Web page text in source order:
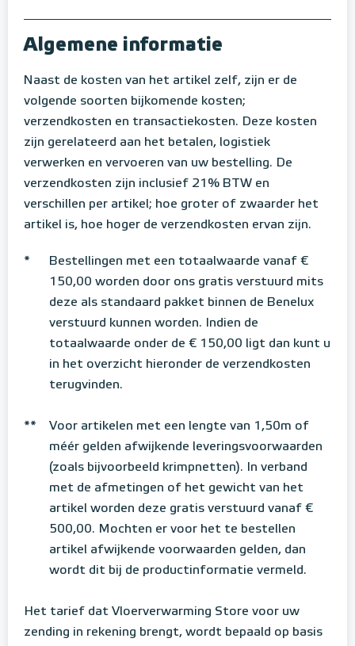
Algemene informatie
Naast de kosten van het artikel zelf, zijn er de
volgende soorten bijkomende kosten;
verzendkosten en transactiekosten. Deze kosten
zijn gerelateerd aan het betalen, logistiek
verwerken en vervoeren van uw bestelling. De
verzendkosten zijn inclusief 21% BTW en
verschillen per artikel; hoe groter of zwaarder het
artikel is, hoe hoger de verzendkosten ervan zijn.
*
Bestellingen met een totaalwaarde vanaf €
150,00 worden door ons gratis verstuurd mits
deze als standaard pakket binnen de Benelux
verstuurd kunnen worden. Indien de
totaalwaarde onder de € 150,00 ligt dan kunt u
in het overzicht hieronder de verzendkosten
terugvinden.
**
Voor artikelen met een lengte van 1,50m of
méér gelden afwijkende leveringsvoorwaarden
(zoals bijvoorbeeld krimpnetten). In verband
met de afmetingen of het gewicht van het
artikel worden deze gratis verstuurd vanaf €
500,00. Mochten er voor het te bestellen
artikel afwijkende voorwaarden gelden, dan
wordt dit bij de productinformatie vermeld.
Het tarief dat Vloerverwarming Store voor uw
zending in rekening brengt, wordt bepaald op basis